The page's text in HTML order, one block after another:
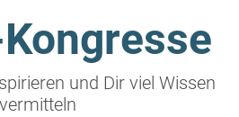
und Dir viel Wissen
vermitteln